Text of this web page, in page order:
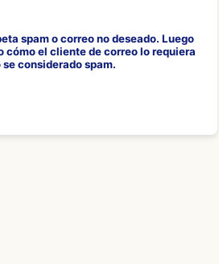
spam o correo no deseado. Luego
cómo el cliente de correo lo requiera
considerado spam.